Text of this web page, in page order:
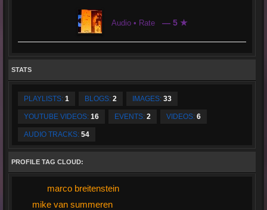
Audio • Rate — 5 ★
STATS
PLAYLISTS: 1 BLOGS: 2 IMAGES: 33
YOUTUBE VIDEOS: 16 EVENTS: 2 VIDEOS: 6
AUDIO TRACKS: 54
PROFILE TAG CLOUD:
mike van summeren
marco breitenstein